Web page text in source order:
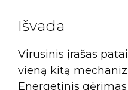
Išvada
Virusinis įrašas
vieną kitą
Energetinis